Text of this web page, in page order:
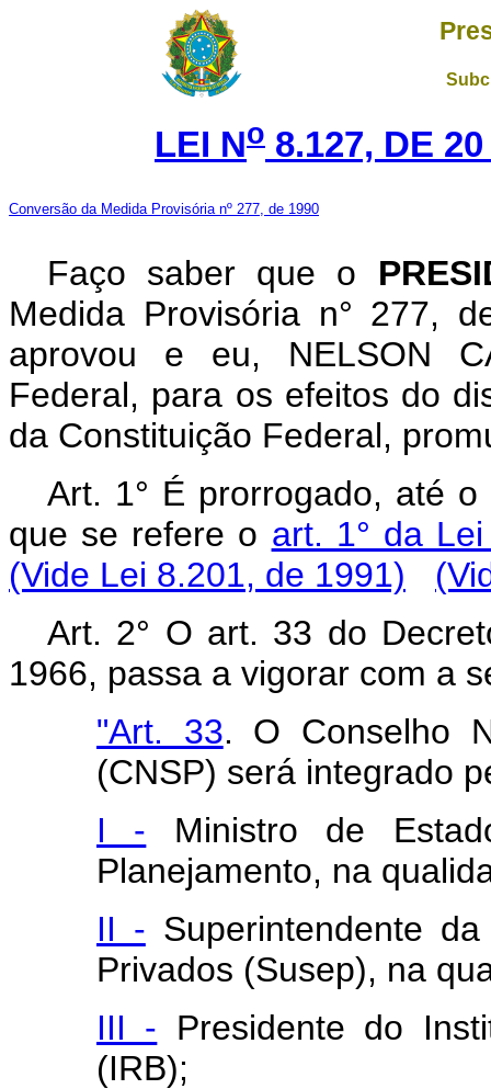
LEI No 8.127, DE
Conversão da Medida Provisória nº 277, de 1990
Faço saber que o
Medida Provisória n° 277,
aprovou e eu, NELSON
Federal, para os efeitos do
da Constituição Federal,
Art. 1° É prorrogado, até
que se refere o art. 1° da
(Vide Lei 8.201, de 1991)
Art. 2° O art. 33 do
1966, passa a vigorar com a
"Art. 33. O Conselho
(CNSP) será integrado
I - Ministro de
Planejamento, na
II - Superintendente
Privados (Susep), na
III - Presidente do
(IRB);